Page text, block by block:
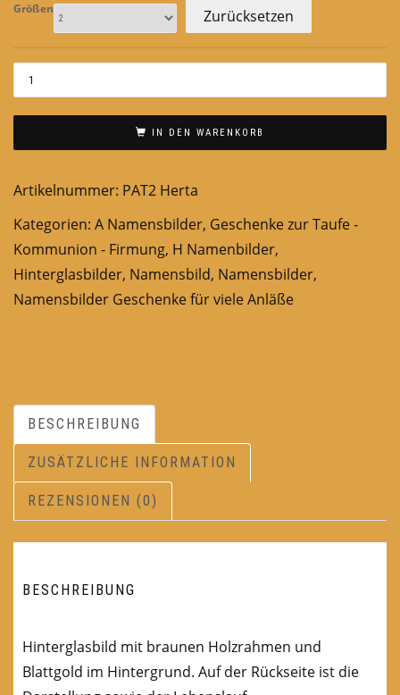
Größen Zurücksetzen
IN DEN WARENKORB
Artikelnummer: PAT2 Herta
Kategorien: A Namensbilder, Geschenke zur Taufe -
Kommunion - Firmung, H Namenbilder,
Hinterglasbilder, Namensbild, Namensbilder,
Namensbilder Geschenke für viele Anläße
BESCHREIBUNG
ZUSÄTZLICHE INFORMATION
REZENSIONEN (0)
BESCHREIBUNG
Hinterglasbild mit braunen Holzrahmen und
Blattgold im Hintergrund. Auf der Rückseite ist die